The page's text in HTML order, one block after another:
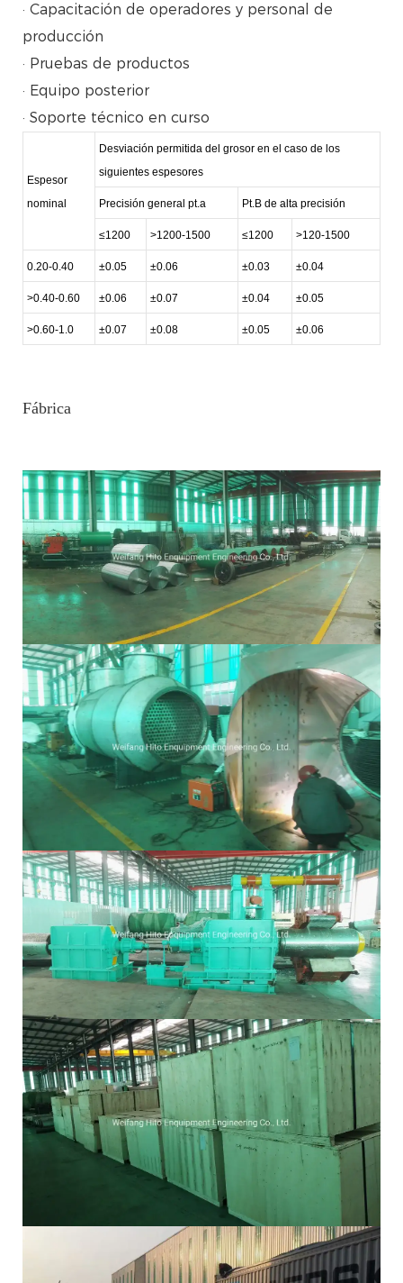
· Capacitación de operadores y personal de
producción
· Pruebas de productos
· Equipo posterior
· Soporte técnico en curso
Espesor
nominal
Desviación permitida del grosor en el caso de los
siguientes espesores
Precisión general pt.a Pt.B de alta precisión
≤1200 >1200-1500 ≤1200 >120-1500
0.20-0.40 ±0.05 ±0.06 ±0.03 ±0.04
>0.40-0.60 ±0.06 ±0.07 ±0.04 ±0.05
>0.60-1.0 ±0.07 ±0.08 ±0.05 ±0.06
Fábrica